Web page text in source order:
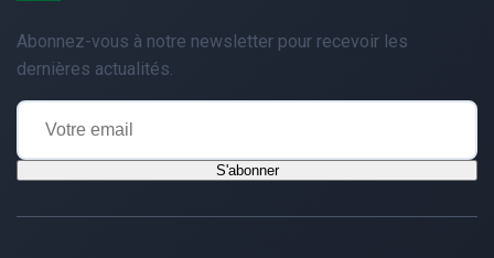
Abonnez-vous à notre newsletter pour recevoir les
dernières actualités.
S'abonner